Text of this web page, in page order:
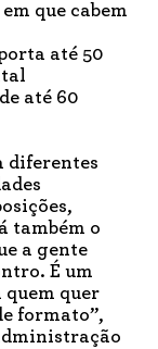
que cabem
até 50
até 60
diferentes
também o
a gente
É um
quem quer
formato”,